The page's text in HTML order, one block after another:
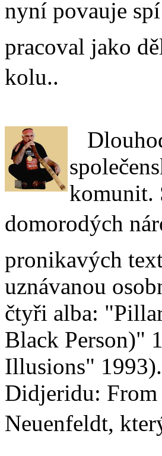
nyní povauje
pracoval jako
kolu..
komunit.
domorodých
pronikavých
uznávanou
čtyři alba:
Black Person)"
Illusions"
Didjeridu:
Neuenfeldt,